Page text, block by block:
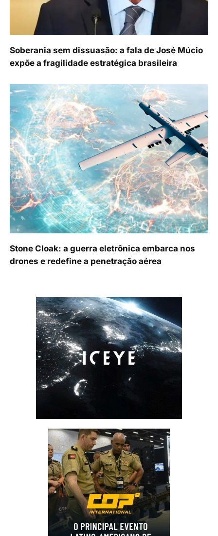
Soberania sem dissuasão: a fala de José Múcio
expõe a fragilidade estratégica brasileira
Stone Cloak: a guerra eletrônica embarca nos
drones e redefine a penetração aérea